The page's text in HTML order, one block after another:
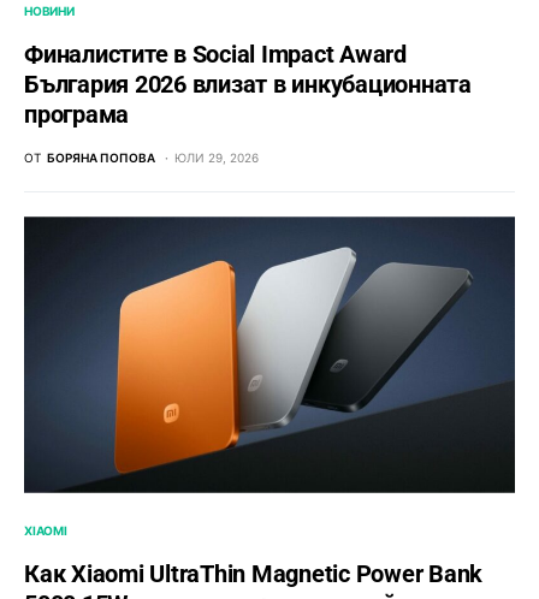
НОВИНИ
Финалистите в Social Impact Award
България 2026 влизат в инкубационната
програма
ОТ БОРЯНА ПОПОВА ЮЛИ 29, 2026
XIAOMI
Как Xiaomi UltraThin Magnetic Power Bank